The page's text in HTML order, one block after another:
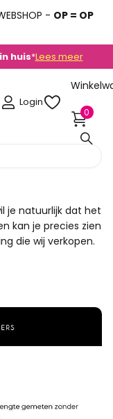
- OP = OP
+31 (0)495 - 450 882
+31 (0)495 - 450 882
Login
0
je natuurlijk dat het
kan je precies zien
die wij verkopen.